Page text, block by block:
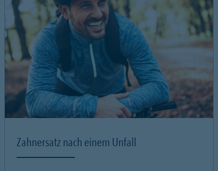
Zahnersatz nach einem Unfall